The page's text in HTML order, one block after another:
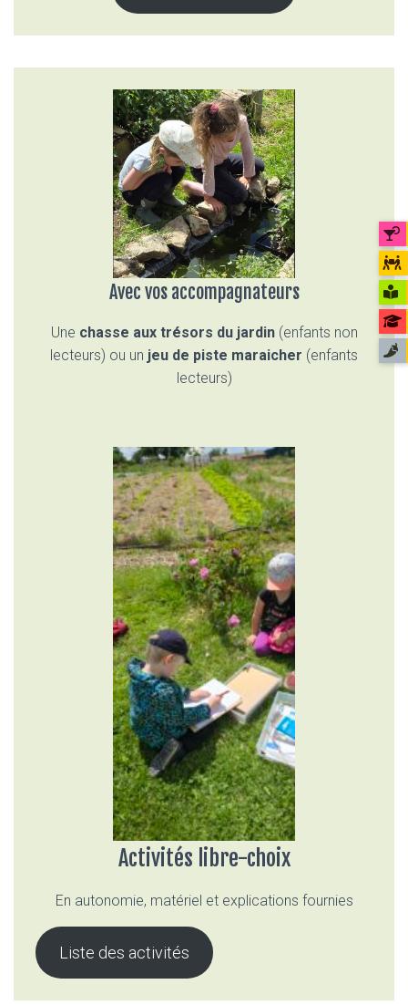
Avec vos accompagnateurs
Une chasse aux trésors du jardin(enfants non
lecteurs) ou un jeu de piste maraicher (enfants
lecteurs)
Activités libre-choix
En autonomie, matériel et explications fournies
Liste des activités